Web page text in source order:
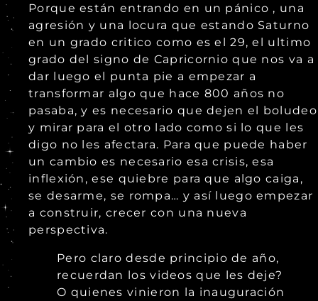
Porque están entrando en un pánico , una
agresión y una locura que estando Saturno
en un grado critico como es el 29, el ultimo
grado del signo de Capricornio que nos va a
dar luego el punta pie a empezar a
transformar algo que hace 800 años no
pasaba, y es necesario que dejen el boludeo
y mirar para el otro lado como si lo que les
digo no les afectara. Para que puede haber
un cambio es necesario esa crisis, esa
inflexión, ese quiebre para que algo caiga,
se desarme, se rompa… y así luego empezar
a construir, crecer con una nueva
perspectiva.
Pero claro desde principio de año,
recuerdan los videos que les deje?
O quienes vinieron la inauguración